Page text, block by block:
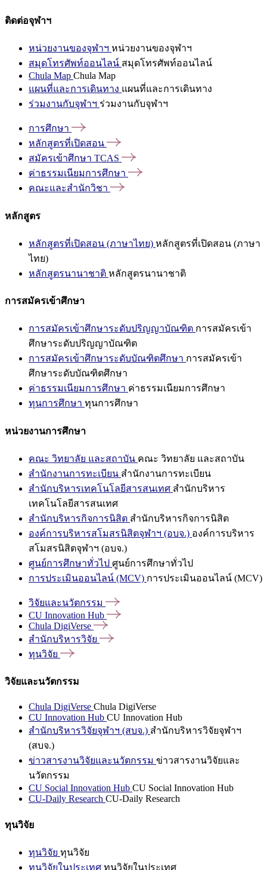
ติดต่อจุฬาฯ
หน่วยงานของจุฬาฯ หน่วยงานของจุฬาฯ
สมุดโทรศัพท์ออนไลน์ สมุดโทรศัพท์ออนไลน์
Chula Map Chula Map
แผนที่และการเดินทาง แผนที่และการเดินทาง
ร่วมงานกับจุฬาฯ ร่วมงานกับจุฬาฯ
การศึกษา
หลักสูตรที่เปิดสอน
สมัครเข้าศึกษา TCAS
ค่าธรรมเนียมการศึกษา
คณะและสำนักวิชา
หลักสูตร
หลักสูตรที่เปิดสอน (ภาษาไทย) หลักสูตรที่เปิดสอน (ภาษา
ไทย)
หลักสูตรนานาชาติ หลักสูตรนานาชาติ
การสมัครเข้าศึกษา
การสมัครเข้าศึกษาระดับปริญญาบัณฑิต การสมัครเข้า
ศึกษาระดับปริญญาบัณฑิต
การสมัครเข้าศึกษาระดับบัณฑิตศึกษา การสมัครเข้า
ศึกษาระดับบัณฑิตศึกษา
ค่าธรรมเนียมการศึกษา ค่าธรรมเนียมการศึกษา
ทุนการศึกษา ทุนการศึกษา
หน่วยงานการศึกษา
คณะ วิทยาลัย และสถาบัน คณะ วิทยาลัย และสถาบัน
สำนักงานการทะเบียน สำนักงานการทะเบียน
สำนักบริหารเทคโนโลยีสารสนเทศ สำนักบริหาร
เทคโนโลยีสารสนเทศ
สำนักบริหารกิจการนิสิต สำนักบริหารกิจการนิสิต
องค์การบริหารสโมสรนิสิตจุฬาฯ (อบจ.) องค์การบริหาร
สโมสรนิสิตจุฬาฯ (อบจ.)
ศูนย์การศึกษาทั่วไป ศูนย์การศึกษาทั่วไป
การประเมินออนไลน์ (MCV) การประเมินออนไลน์ (MCV)
วิจัยและนวัตกรรม
CU Innovation Hub
Chula DigiVerse
สำนักบริหารวิจัย
ทุนวิจัย
วิจัยและนวัตกรรม
Chula DigiVerse Chula DigiVerse
CU Innovation Hub CU Innovation Hub
สำนักบริหารวิจัยจุฬาฯ (สบจ.) สำนักบริหารวิจัยจุฬาฯ
(สบจ.)
ข่าวสารงานวิจัยและนวัตกรรม ข่าวสารงานวิจัยและ
นวัตกรรม
CU Social Innovation Hub CU Social Innovation Hub
CU-Daily Research CU-Daily Research
ทุนวิจัย
ทุนวิจัย ทุนวิจัย
ทุนวิจัยในประเทศ ทุนวิจัยในประเทศ